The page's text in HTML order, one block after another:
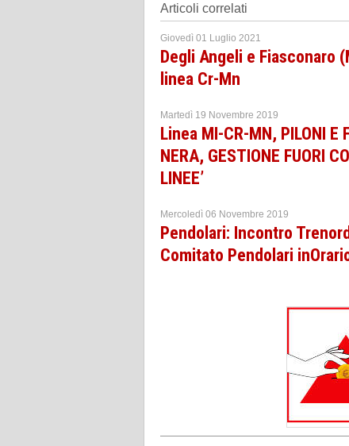
Articoli correlati
Giovedì 01 Luglio 2021
Degli Angeli e Fiasconaro
linea Cr-Mn
Martedì 19 Novembre 2019
Linea MI-CR-MN, PILONI E
NERA, GESTIONE FUORI
LINEE’
Mercoledì 06 Novembre 2019
Pendolari: Incontro
Comitato Pendolari